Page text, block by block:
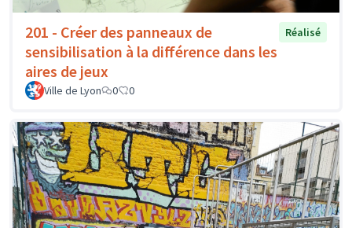
201 - Créer des panneaux de
sensibilisation à la différence dans les
aires de jeux
Réalisé
Ville de Lyon 0 0